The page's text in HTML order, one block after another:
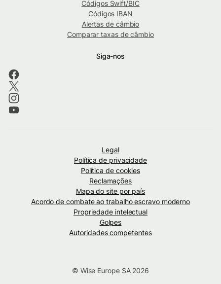
Códigos Swift/BIC
Códigos IBAN
Alertas de câmbio
Comparar taxas de câmbio
Siga-nos
Legal
Política de privacidade
Política de cookies
Reclamações
Mapa do site por país
Acordo de combate ao trabalho escravo moderno
Propriedade intelectual
Golpes
Autoridades competentes
© Wise Europe SA 2026